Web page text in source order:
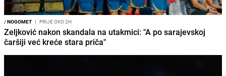
/NOGOMET I PRIJE OKO 2H
Zeljković nakon skandala na utakmici: "A po sarajevskoj
čaršiji već kreće stara priča"